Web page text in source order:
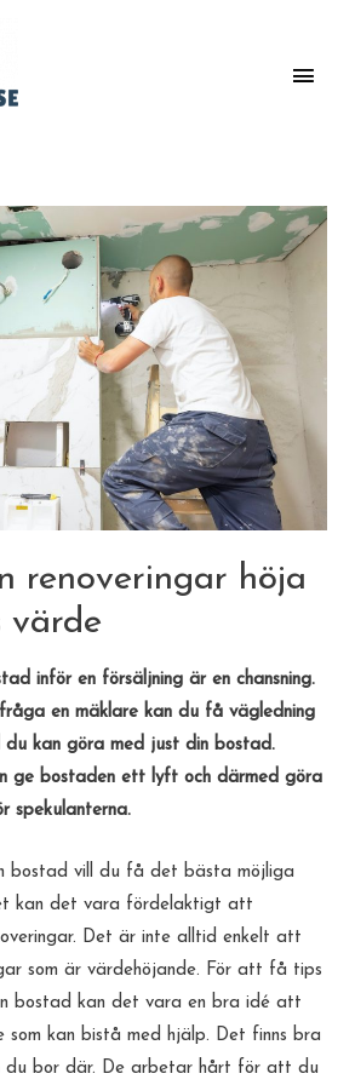
renoveringar höja
värde
inför en försäljning är en chansning.
en mäklare kan du få vägledning
kan göra med just din bostad.
ge bostaden ett lyft och därmed göra
spekulanterna.
bostad vill du få det bästa möjliga
kan det vara fördelaktigt att
Det är inte alltid enkelt att
som är värdehöjande. För att få tips
bostad kan det vara en bra idé att
som kan bistå med hjälp. Det finns bra
du bor där. De arbetar hårt för att du